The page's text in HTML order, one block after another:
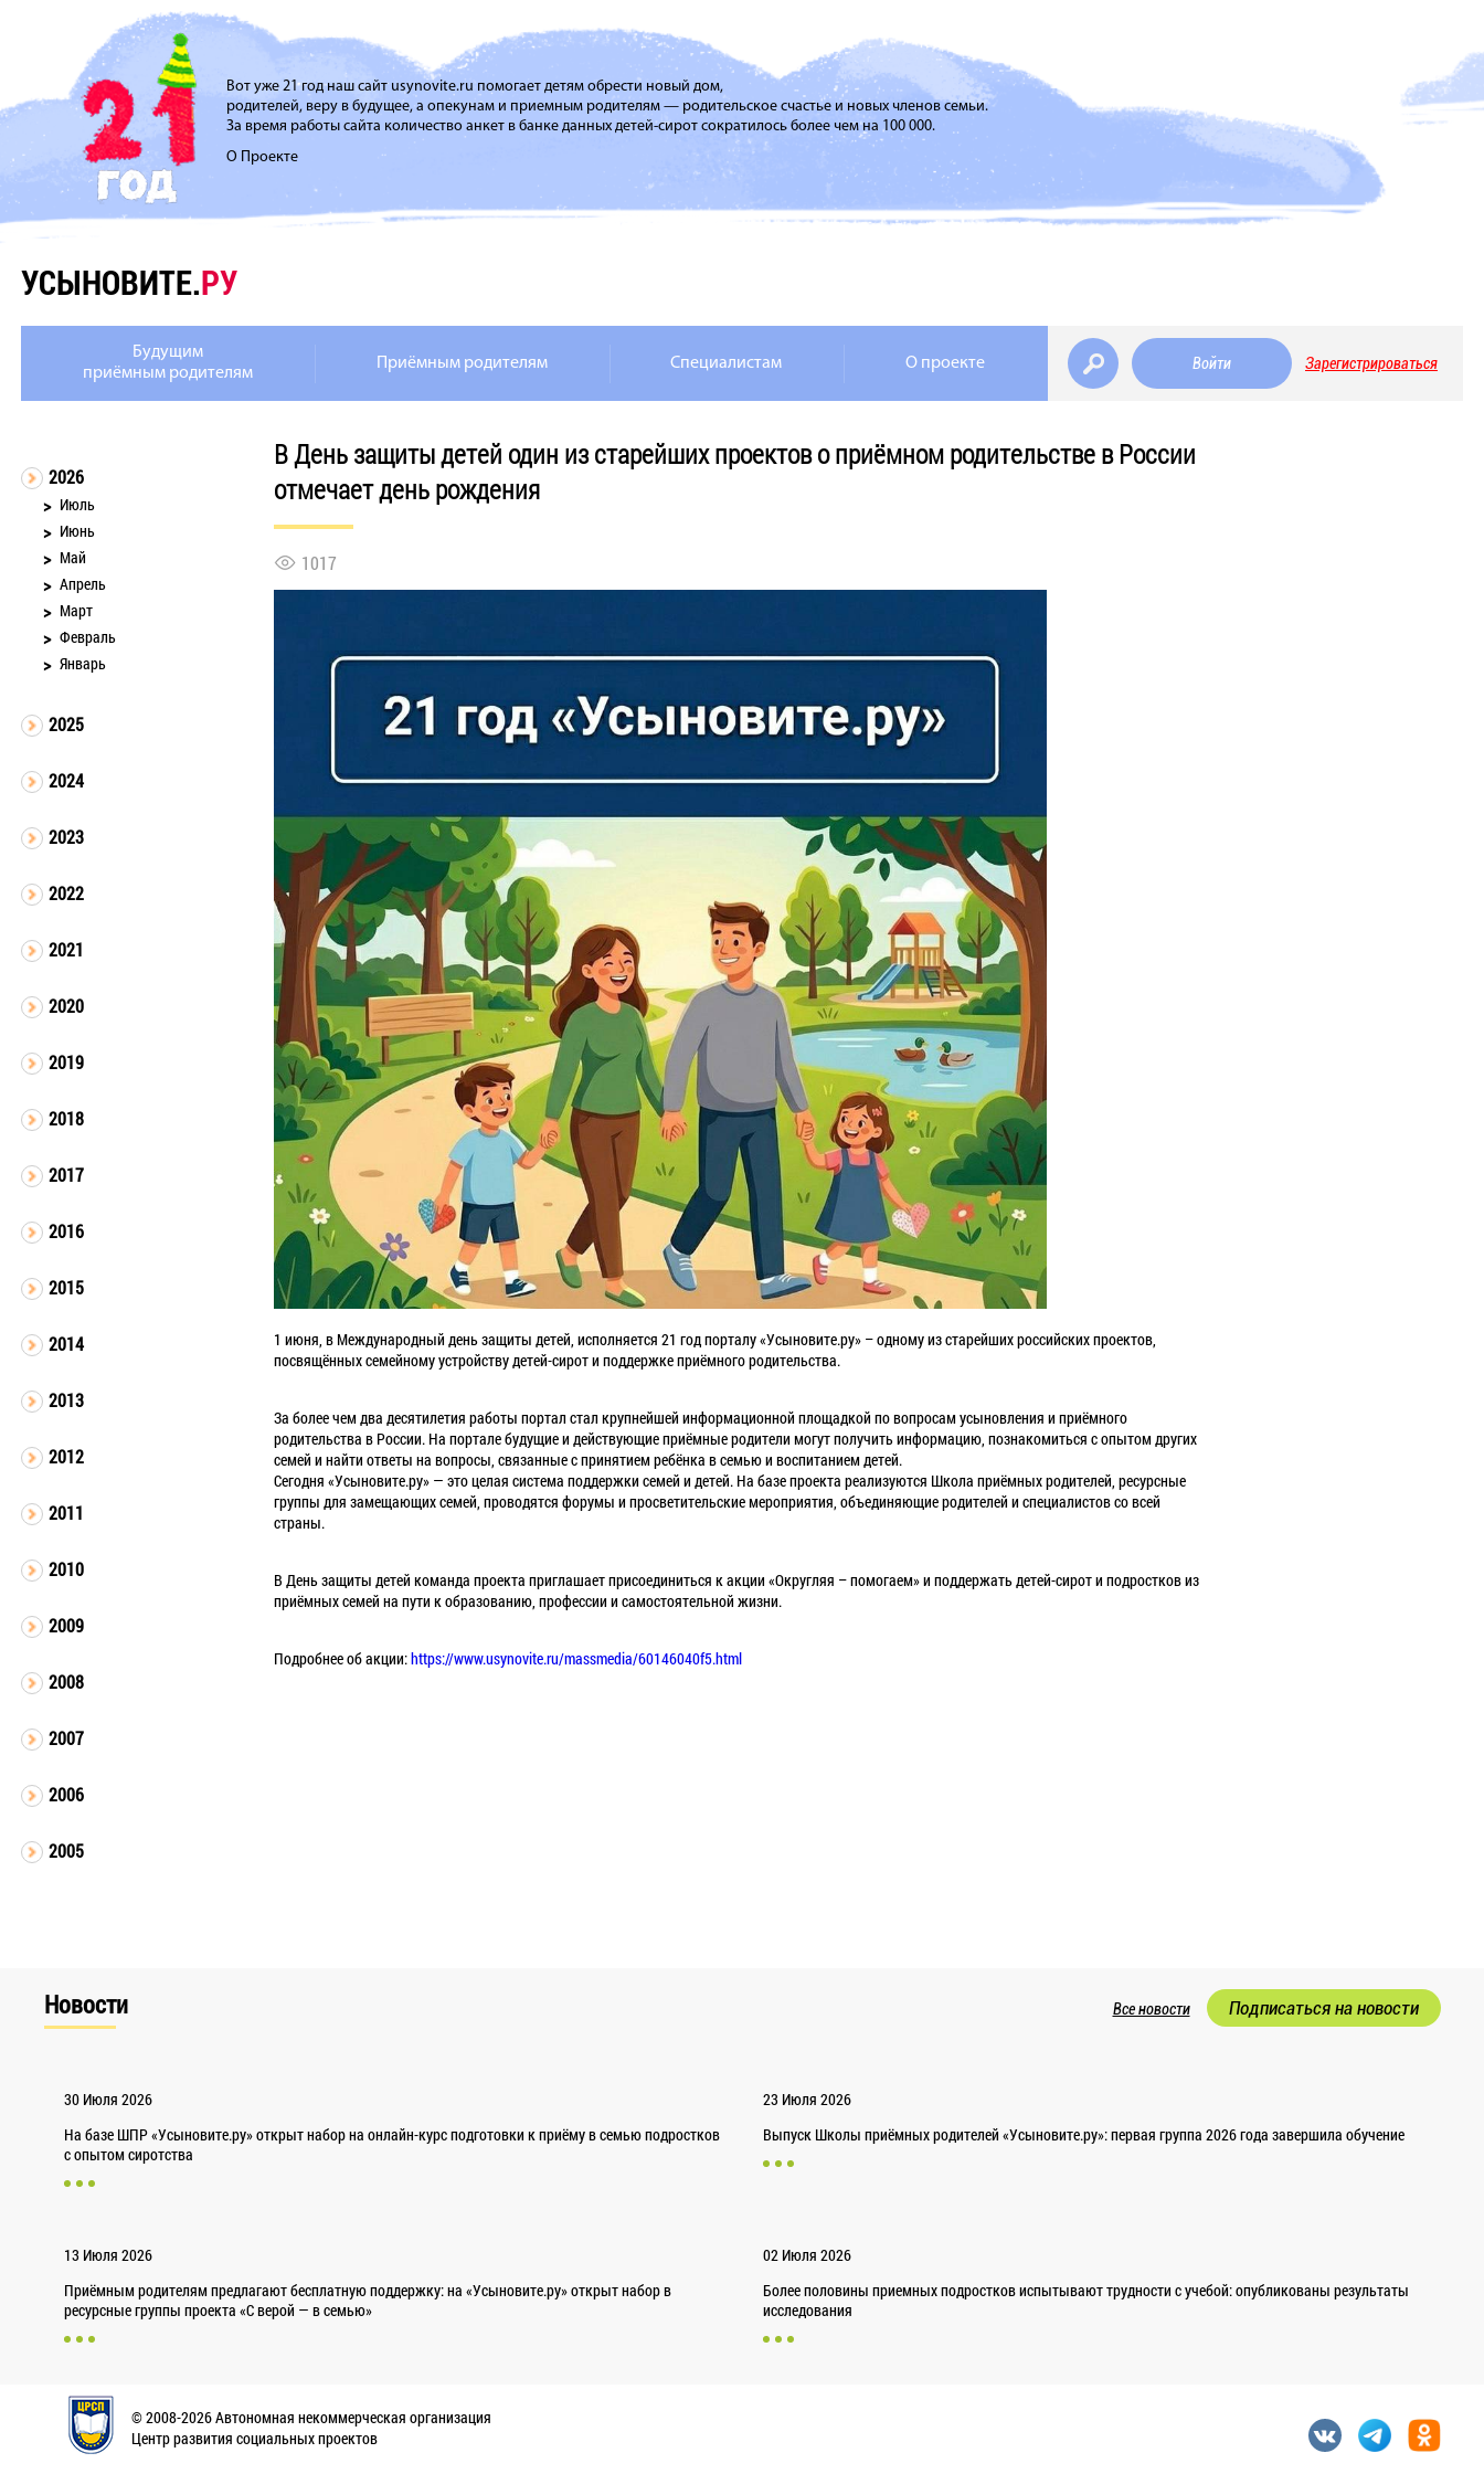
Вот уже 21 год наш сайт usynovite.ru помогает детям обрести новый дом,
родителей, веру в будущее, а опекунам и приемным родителям — родительское счастье и новых членов семьи.
За время работы сайта количество анкет в банке данных детей-сирот сократилось более чем на 100 000.
О Проекте
УСЫНОВИТЕ.РУ
Будущим
приёмным родителям
Приёмным родителям Специалистам О проекте Войти Зарегистрироваться
2026
Июль
Июнь
Май
Апрель
Март
Февраль
Январь
2025
2024
2023
2022
2021
2020
2019
2018
2017
2016
2015
2014
2013
2012
2011
2010
2009
2008
2007
2006
2005
В День защиты детей один из старейших проектов о приёмном родительстве в России
отмечает день рождения
1017
1 июня, в Международный день защиты детей, исполняется 21 год порталу «Усыновите.ру» – одному из старейших российских проектов,
посвящённых семейному устройству детей-сирот и поддержке приёмного родительства.
За более чем два десятилетия работы портал стал крупнейшей информационной площадкой по вопросам усыновления и приёмного
родительства в России. На портале будущие и действующие приёмные родители могут получить информацию, познакомиться с опытом других
семей и найти ответы на вопросы, связанные с принятием ребёнка в семью и воспитанием детей.
Сегодня «Усыновите.ру» — это целая система поддержки семей и детей. На базе проекта реализуются Школа приёмных родителей, ресурсные
группы для замещающих семей, проводятся форумы и просветительские мероприятия, объединяющие родителей и специалистов со всей
страны.
В День защиты детей команда проекта приглашает присоединиться к акции «Округляя – помогаем» и поддержать детей-сирот и подростков из
приёмных семей на пути к образованию, профессии и самостоятельной жизни.
Подробнее об акции:https://www.usynovite.ru/massmedia/60146040f5.html
Новости Все новости Подписаться на новости
30 Июля 2026
На базе ШПР «Усыновите.ру» открыт набор на онлайн-курс подготовки к приёму в семью подростков
с опытом сиротства
23 Июля 2026
Выпуск Школы приёмных родителей «Усыновите.ру»: первая группа 2026 года завершила обучение
13 Июля 2026
Приёмным родителям предлагают бесплатную поддержку: на «Усыновите.ру» открыт набор в
ресурсные группы проекта «С верой — в семью»
02 Июля 2026
Более половины приемных подростков испытывают трудности с учебой: опубликованы результаты
исследования
© 2008-2026 Автономная некоммерческая организация
Центр развития социальных проектов